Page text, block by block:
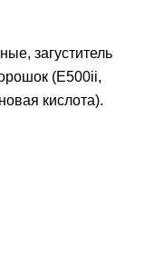
загуститель
(Е500ii,
кислота).